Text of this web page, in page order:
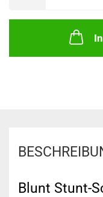
Blunt Stunt-